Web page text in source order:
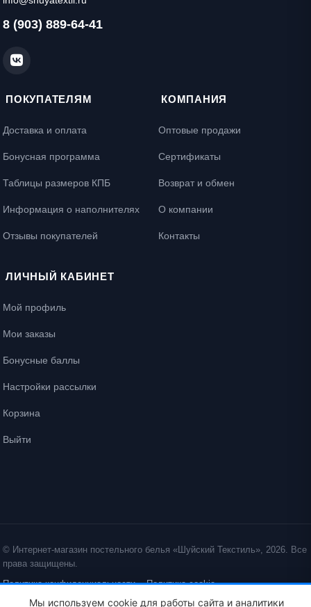
8 (903) 889-64-41
ПОКУПАТЕЛЯМ
Доставка и оплата
Бонусная программа
Таблицы размеров КПБ
Информация о наполнителях
Отзывы покупателей
КОМПАНИЯ
Оптовые продажи
Сертификаты
Возврат и обмен
О компании
Контакты
ЛИЧНЫЙ КАБИНЕТ
Мой профиль
Мои заказы
Бонусные баллы
Настройки рассылки
Корзина
Выйти
© Интернет-магазин постельного белья «Шуйский Текстиль», 2026. Все
права защищены.
Политика конфиденциальности
Политика cookie
ID: crt cst ·Мы используем cookie для работы сайта и аналитики